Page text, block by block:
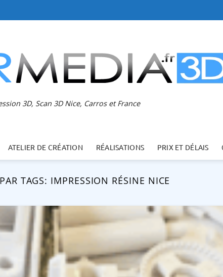
3D, Scan 3D Nice, Carros et France
ATELIER DE CRÉATION RÉALISATIONS PRIX ET DÉLAIS
TAGS: IMPRESSION RÉSINE NICE